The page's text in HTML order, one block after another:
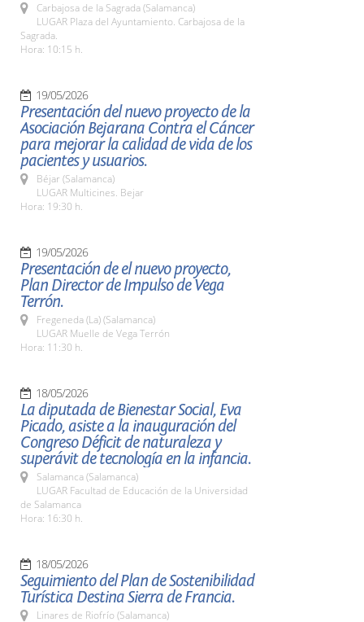
Carbajosa de la Sagrada (Salamanca)
LUGAR Plaza del Ayuntamiento. Carbajosa de la
Sagrada.
Hora: 10:15 h.
19/05/2026
Presentación del nuevo proyecto de la
Asociación Bejarana Contra el Cáncer
para mejorar la calidad de vida de los
pacientes y usuarios.
Béjar (Salamanca)
LUGAR Multicines. Bejar
Hora: 19:30 h.
19/05/2026
Presentación de el nuevo proyecto,
Plan Director de Impulso de Vega
Terrón.
Fregeneda (La) (Salamanca)
LUGAR Muelle de Vega Terrón
Hora: 11:30 h.
18/05/2026
La diputada de Bienestar Social, Eva
Picado, asiste a la inauguración del
Congreso Déficit de naturaleza y
superávit de tecnología en la infancia.
Salamanca (Salamanca)
LUGAR Facultad de Educación de la Universidad
de Salamanca
Hora: 16:30 h.
18/05/2026
Seguimiento del Plan de Sostenibilidad
Turística Destina Sierra de Francia.
Linares de Riofrío (Salamanca)